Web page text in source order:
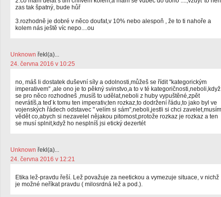
zas tak špatný, bude hůř
3.rozhodně je dobré v něco doufat,v 10% nebo alespoň , že to ti nahoře a
kolem nás ještě víc nepo....ou
Unknown řekl(a)...
24. června 2016 v 10:25
no, máš li dostatek duševní síly a odolnosti,můžeš se řídit "kategorickým
imperativem" ,ale ono je to pěkný svinstvo,a to v té kategoričnosti,neboli,když
se pro něco rozhodneš ,musíš to udělat,neboli z huby vypuštěné,zpět
nevrátíš,a teď k tomu ten imperativ,ten rozkaz,to dodržení řádu,to jako byl ve
vojenských řádech odstavec " velím si sám",neboli,jestli si chci zavelet,musím
vědět co,abych si nezavelel nějakou pitomost,protože rozkaz je rozkaz a ten
se musí splnit,když ho nesplníš jsi etický dezertét
Unknown řekl(a)...
24. června 2016 v 12:21
Etika lež-pravdu řeší. Lež považuje za neetickou a vymezuje situace, v nichž
je možné neříkat pravdu ( milosrdná lež a pod.).